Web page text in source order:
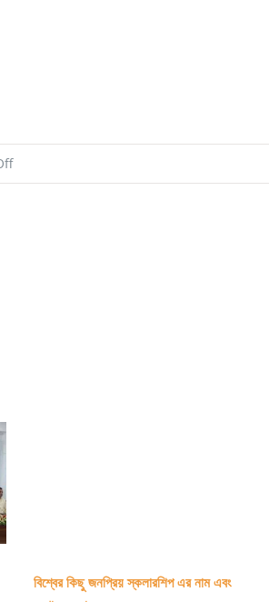
on
বিশ্বের কিছু জনপ্রিয় স্কলারশিপ এর নাম এবং